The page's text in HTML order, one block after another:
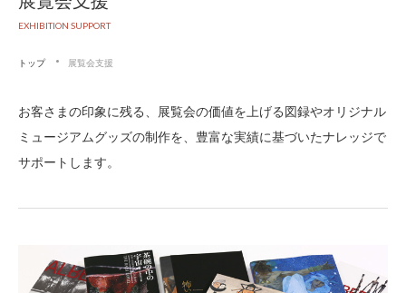
EXHIBITION SUPPORT
トップ 展覧会支援
お客さまの印象に残る、展覧会の価値を上げる図録やオリジナル
ミュージアムグッズの制作を、豊富な実績に基づいたナレッジで
サポートします。